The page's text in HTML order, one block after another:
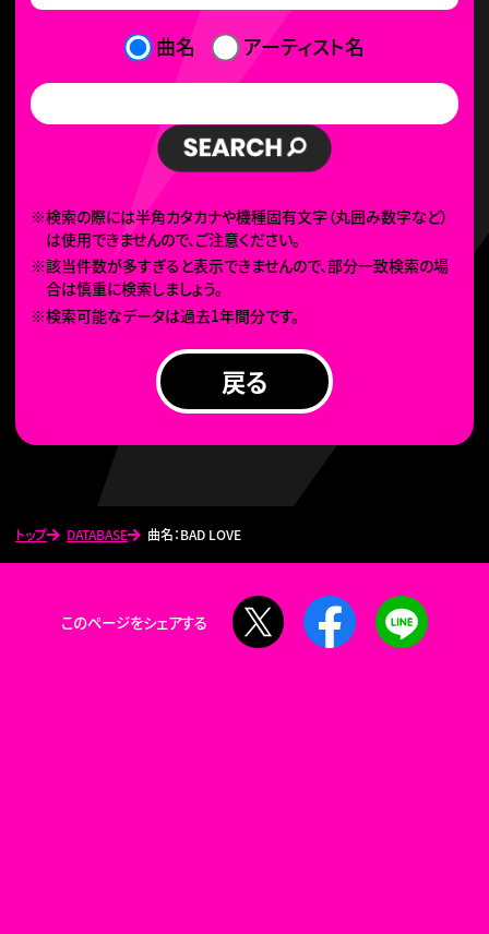
トップ DATABASE 曲名：BAD LOVE
曲名 アーティスト名
※検索の際には半角カタカナや機種固有文字（丸囲み数字など）
は使用できませんので、ご注意ください。
※該当件数が多すぎると表示できませんので、部分一致検索の場
合は慎重に検索しましょう。
※検索可能なデータは過去1年間分です。
戻る
このページをシェアする
Facebook